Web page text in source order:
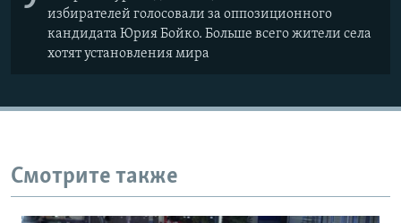
избирателей голосовали за оппозиционного
кандидата Юрия Бойко. Больше всего жители села
хотят установления мира
Смотрите также